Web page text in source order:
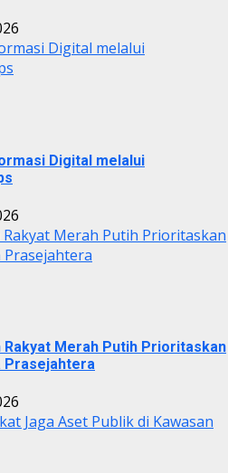
Digital melalui
Digital melalui
Rakyat Merah Putih Prioritaskan
Prasejahtera
Rakyat Merah Putih Prioritaskan
Prasejahtera
Jaga Aset Publik di Kawasan